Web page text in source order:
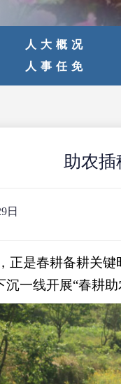
人大概况
人事任免
助农
日
正是春耕备耕关
沉一线开展“春耕助